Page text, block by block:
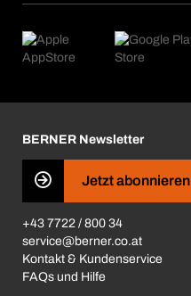
eProcurement
Produktfinder
Kataloge & Broschüren
Was uns antreibt
Presse
Business Conduct
BERNER Newsletter
Jetzt abonnieren
+43 7722 / 800 34
service@berner.co.at
Kontakt & Kundenservice
FAQs und Hilfe